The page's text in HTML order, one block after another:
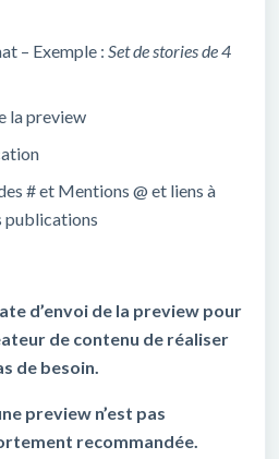
– Exemple : Set de stories de 4
la preview
# et Mentions @ et liens à
publications
d’envoi de la preview pour
de contenu de réaliser
de besoin.
preview n’est pas
recommandée.